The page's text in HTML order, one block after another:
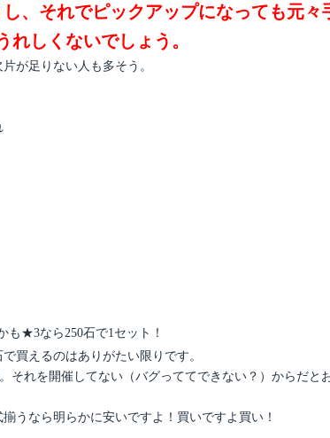
、それでピックアップになっても元々
しくないでしょう。
が足りない人も多そう。
も★3なら250石で1セット！
買えるのはありがたい限りです。
れを開催してない（バグっててできない？）からだと
うなら明らかに安いですよ！買いですよ買い！